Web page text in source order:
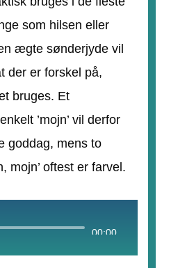
som hilsen eller
ægte sønderjyde vil
der er forskel på,
bruges. Et
’mojn’ vil derfor
goddag, mens to
mojn’ oftest er farvel.
Lydafspiller00:00